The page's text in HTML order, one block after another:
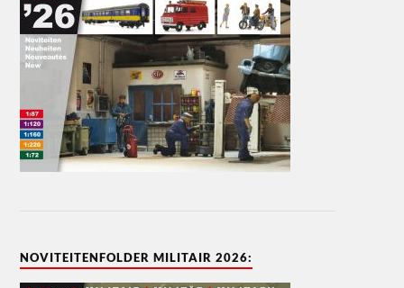
NOVITEITENFOLDER MILITAIR 2026: